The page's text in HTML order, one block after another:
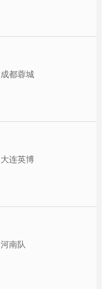
成都蓉城
大连英博
河南队